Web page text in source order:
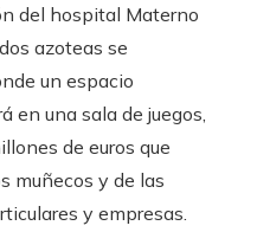
del hospital Materno
azoteas se
un espacio
en una sala de juegos,
de euros que
muñecos y de las
y empresas.